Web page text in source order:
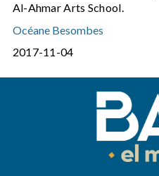
Al-Ahmar Arts School.
Océane Besombes
2017-11-04